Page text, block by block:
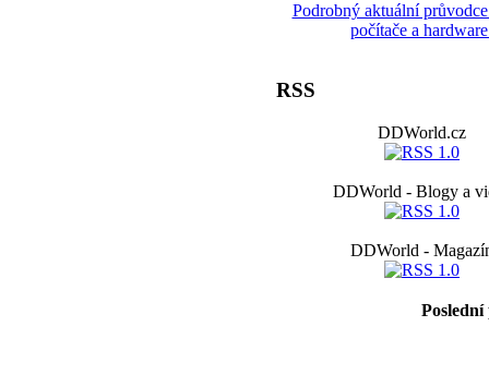
Podrobný aktuální
počítače a
RSS
DDWorld.cz
DDWorld - Blogy a
DDWorld -